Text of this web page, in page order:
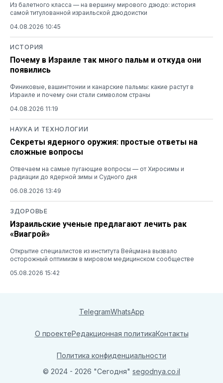
Из балетного класса — на вершину мирового дзюдо: история
самой титулованной израильской дзюдоистки
04.08.2026 10:45
ИСТОРИЯ
Почему в Израиле так много пальм и откуда они
появились
Финиковые, вашингтонии и канарские пальмы: какие растут в
Израиле и почему они стали символом страны
04.08.2026 11:19
НАУКА И ТЕХНОЛОГИИ
Секреты ядерного оружия: простые ответы на
сложные вопросы
Отвечаем на самые пугающие вопросы — от Хиросимы и
радиации до ядерной зимы и Судного дня
06.08.2026 13:49
ЗДОРОВЬЕ
Израильские ученые предлагают лечить рак
«Виагрой»
Открытие специалистов из института Вейцмана вызвало
осторожный оптимизм в мировом медицинском сообществе
05.08.2026 15:42
TelegramWhatsApp
О проектеРедакционная политикаКонтакты
Политика конфиденциальности
© 2024 - 2026 "Сегодня" segodnya.co.il